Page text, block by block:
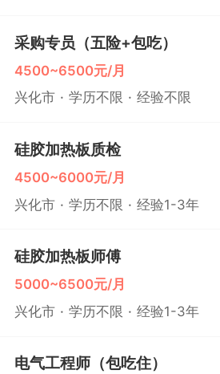
采购专员（五险+包吃）
4500~6500元/月
兴化市 学历不限 经验不限
硅胶加热板质检
4500~6000元/月
兴化市 学历不限 经验1-3年
硅胶加热板师傅
5000~6500元/月
兴化市 学历不限 经验1-3年
电气工程师（包吃住）